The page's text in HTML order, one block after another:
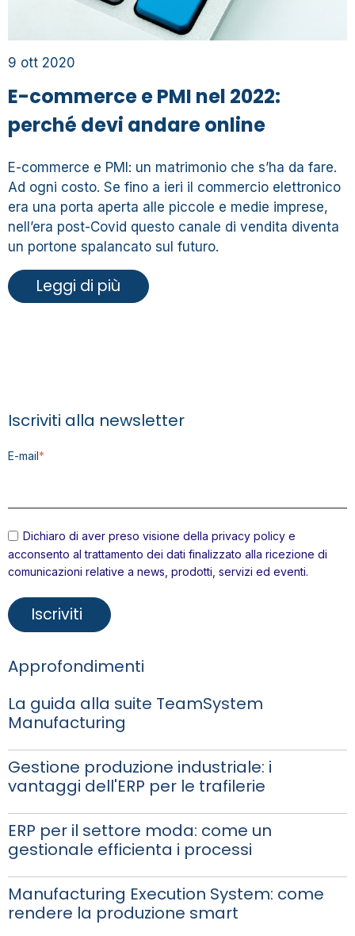
9 ott 2020
E-commerce e PMI nel 2022:
perché devi andare online
E-commerce e PMI: un matrimonio che s’ha da fare.
Ad ogni costo. Se fino a ieri il commercio elettronico
era una porta aperta alle piccole e medie imprese,
nell’era post-Covid questo canale di vendita diventa
un portone spalancato sul futuro.
Leggi di più
Iscriviti alla newsletter
E-mail*
Dichiaro di aver preso visione della privacy policye
acconsento al trattamento dei dati finalizzato alla ricezione di
comunicazioni relative a news, prodotti, servizi ed eventi.
Approfondimenti
La guida alla suite TeamSystem
Manufacturing
Gestione produzione industriale: i
vantaggi dell'ERP per le trafilerie
ERP per il settore moda: come un
gestionale efficienta i processi
Manufacturing Execution System: come
rendere la produzione smart